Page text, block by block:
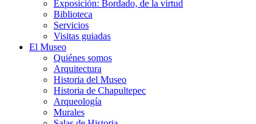
Exposición: Bordado, de la virtud
Biblioteca
Servicios
Visitas guiadas
El Museo
Quiénes somos
Arquitectura
Historia del Museo
Historia de Chapultepec
Arqueología
Murales